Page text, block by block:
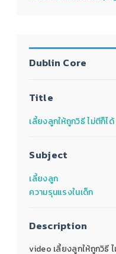
Dublin Core
Title
เลี้ยงลูกให้ถูกวิธี ไม่ตีก็ได้
Subject
เลี้ยงลูก
ความรุนแรงในเด็ก
Description
video เลี้ยงลูกให้ถูกวิธี